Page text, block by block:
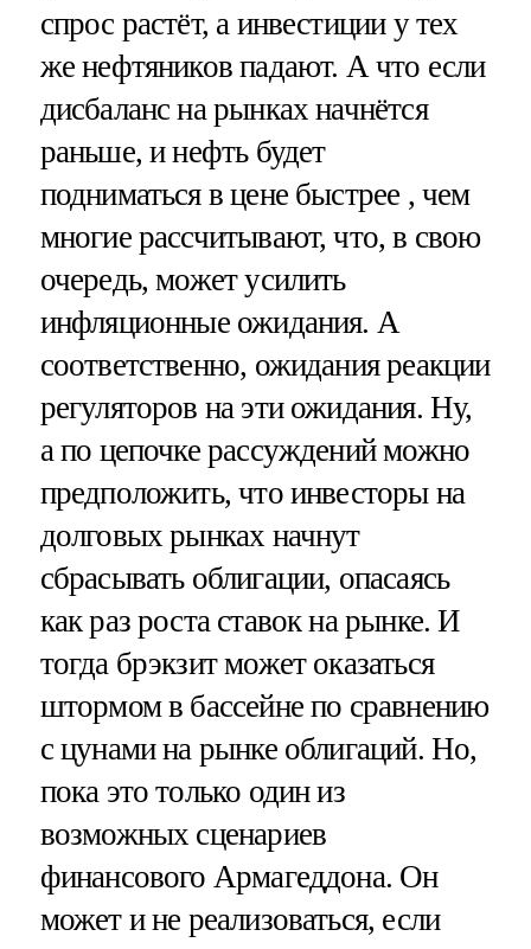
спрос растёт, а инвестиции у тех
же нефтяников падают. А что если
дисбаланс на рынках начнётся
раньше, и нефть будет
подниматься в цене быстрее , чем
многие рассчитывают, что, в свою
очередь, может усилить
инфляционные ожидания. А
соответственно, ожидания реакции
регуляторов на эти ожидания. Ну,
а по цепочке рассуждений можно
предположить, что инвесторы на
долговых рынках начнут
сбрасывать облигации, опасаясь
как раз роста ставок на рынке. И
тогда брэкзит может оказаться
штормом в бассейне по сравнению
с цунами на рынке облигаций. Но,
пока это только один из
возможных сценариев
финансового Армагеддона. Он
может и не реализоваться, если